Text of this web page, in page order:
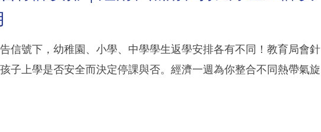
信號下，幼稚園、小學、中學學生返學安排各有不同！教育局會針
子上學是否安全而決定停課與否。經濟一週為你整合不同熱帶氣旋